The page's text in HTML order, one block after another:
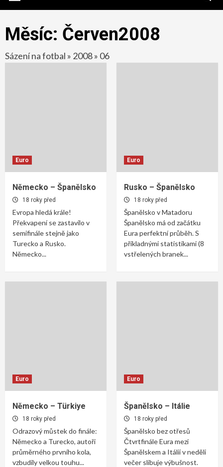
Měsíc: Červen2008
Sázení na fotbal » 2008» 06
Euro
Německo – Španělsko
18 roky před
Evropa hledá krále!
Překvapení se zastavilo v
semifinále stejně jako
Turecko a Rusko.
Německo...
Euro
Rusko – Španělsko
18 roky před
Španělsko v Matadoru
Španělsko má od začátku
Eura perfektní průběh. S
příkladnými statistikami (8
vstřelených branek...
Euro
Německo – Türkiye
18 roky před
Odrazový můstek do finále:
Německo a Turecko, autoři
průměrného prvního kola,
vzbudily velkou touhu...
Euro
Španělsko – Itálie
18 roky před
Španělsko bez otřesů
Čtvrtfinále Eura mezi
Španělskem a Itálií v neděli
večer slibuje výbušnost.